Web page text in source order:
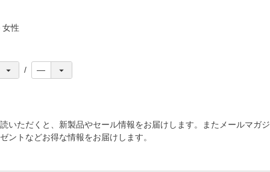
女性
いただくと、新製品やセール情報をお届けします。またメールマガジ
ントなどお得な情報をお届けします。